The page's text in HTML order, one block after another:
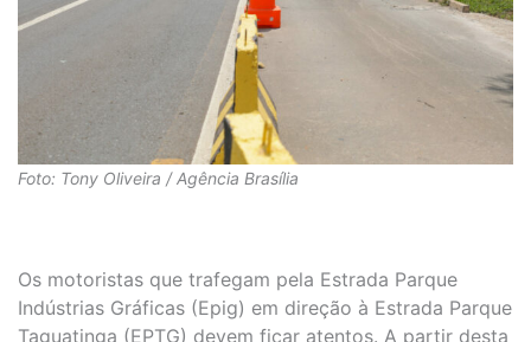
Foto: Tony Oliveira / Agência Brasília
Os motoristas que trafegam pela Estrada Parque
Indústrias Gráficas (Epig) em direção à Estrada Parque
Taguatinga (EPTG) devem ficar atentos. A partir desta